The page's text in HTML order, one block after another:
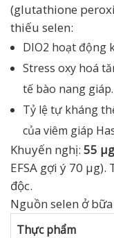
(glutathione
thiếu selen:
DIO2 hoạt động
Stress oxy hoá
tế bào nang giáp.
Tỷ lệ tự kháng
của viêm giáp
Khuyến nghị: 55
EFSA gợi ý 70
độc.
Nguồn selen ở
Thực phẩm